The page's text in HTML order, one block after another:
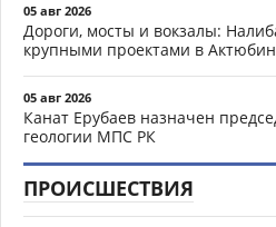
05 авг 2026
Дороги, мосты и вокзалы:
крупными проектами в
05 авг 2026
Канат Ерубаев назначен
геологии МПС РК
ПРОИСШЕСТВИЯ